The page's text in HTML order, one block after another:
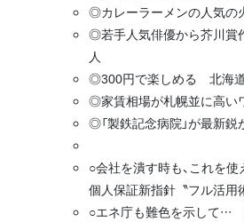
◎カレーラーメンの人気の
◎若手人気俳優から芥川
人
◎300円で楽しめる 北海
◎家賃相場が札幌並に高い
◎「製鉄記念病院」が最新
○会社を潰す時も、これを
個人保証新指針〝フル活用
○エネ庁も難色を示して…